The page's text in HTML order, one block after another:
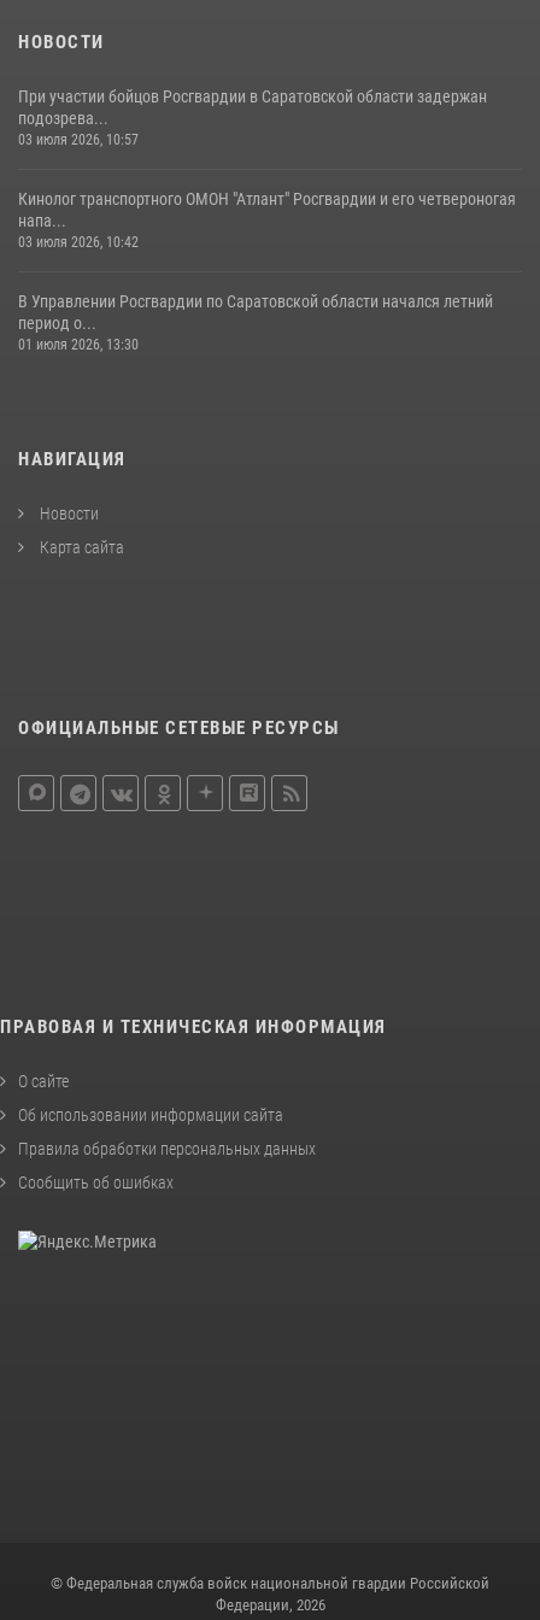
07 августа 2026, 11:35
НОВОСТИ
При участии бойцов Росгвардии в Саратовской области задержан
подозрева...
03 июля 2026, 10:57
Кинолог транспортного ОМОН "Атлант" Росгвардии и его четвероногая
напа...
03 июля 2026, 10:42
В Управлении Росгвардии по Саратовской области начался летний
период о...
01 июля 2026, 13:30
НАВИГАЦИЯ
Новости
Карта сайта
ОФИЦИАЛЬНЫЕ СЕТЕВЫЕ РЕСУРСЫ
ПРАВОВАЯ И ТЕХНИЧЕСКАЯ ИНФОРМАЦИЯ
О сайте
Об использовании информации сайта
Правила обработки персональных данных
Сообщить об ошибках
© Федеральная служба войск национальной гвардии Российской
Федерации, 2026